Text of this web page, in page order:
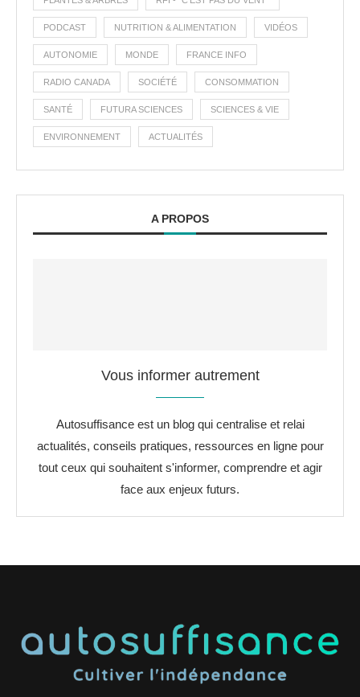
PODCAST NUTRITION & ALIMENTATION VIDÉOS
AUTONOMIE MONDE FRANCE INFO
RADIO CANADA SOCIÉTÉ CONSOMMATION
SANTÉ FUTURA SCIENCES SCIENCES & VIE
ENVIRONNEMENT ACTUALITÉS
A PROPOS
Vous informer autrement
Autosuffisance est un blog qui centralise et relai
actualités, conseils pratiques, ressources en ligne pour
tout ceux qui souhaitent s'informer, comprendre et agir
face aux enjeux futurs.